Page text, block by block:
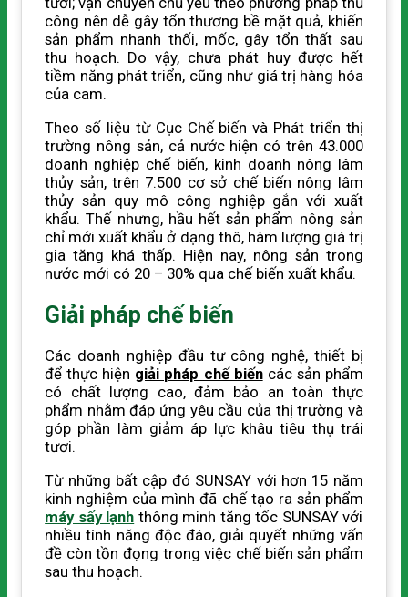
công nên dễ gây tổn thương bề mặt quả, khiến
sản phẩm nhanh thối, mốc, gây tổn thất sau
thu hoạch. Do vậy, chưa phát huy được hết
tiềm năng phát triển, cũng như giá trị hàng hóa
của cam.
Theo số liệu từ Cục Chế biến và Phát triển thị
trường nông sản, cả nước hiện có trên 43.000
doanh nghiệp chế biến, kinh doanh nông lâm
thủy sản, trên 7.500 cơ sở chế biến nông lâm
thủy sản quy mô công nghiệp gắn với xuất
khẩu. Thế nhưng, hầu hết sản phẩm nông sản
chỉ mới xuất khẩu ở dạng thô, hàm lượng giá trị
gia tăng khá thấp. Hiện nay, nông sản trong
nước mới có 20 – 30% qua chế biến xuất khẩu.
Giải pháp chế biến
Các doanh nghiệp đầu tư công nghệ, thiết bị
để thực hiện giải pháp chế biếncác sản phẩm
có chất lượng cao, đảm bảo an toàn thực
phẩm nhằm đáp ứng yêu cầu của thị trường và
góp phần làm giảm áp lực khâu tiêu thụ trái
tươi.
Từ những bất cập đó SUNSAY với hơn 15 năm
kinh nghiệm của mình đã chế tạo ra sản phẩm
máy sấy lạnh thông minh tăng tốc SUNSAY với
nhiều tính năng độc đáo, giải quyết những vấn
đề còn tồn đọng trong việc chế biến sản phẩm
sau thu hoạch.